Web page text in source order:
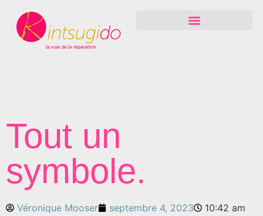
Tout un
symbole.
Véronique Mooser septembre 4, 2023 10:42 am